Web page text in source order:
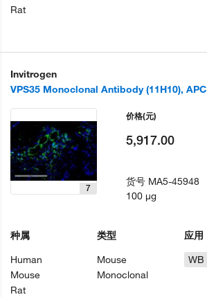
Rat
Invitrogen
VPS35 Monoclonal Antibody (11H10), APC
7
种属
Human
Mouse
Rat
类型
Mouse
Monoclonal
应用
WB
价格(元)
5,917.00
货号 MA5-45948
100 µg